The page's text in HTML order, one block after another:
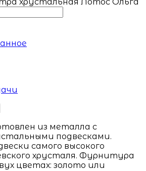
из металла с
подвесками.
самого высокого
хрусталя. Фурнитура
цветах: золото или